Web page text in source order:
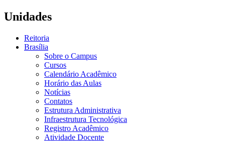
Unidades
Reitoria
Brasília
Sobre o Campus
Cursos
Calendário Acadêmico
Horário das Aulas
Notícias
Contatos
Estrutura Administrativa
Infraestrutura Tecnológica
Registro Acadêmico
Atividade Docente